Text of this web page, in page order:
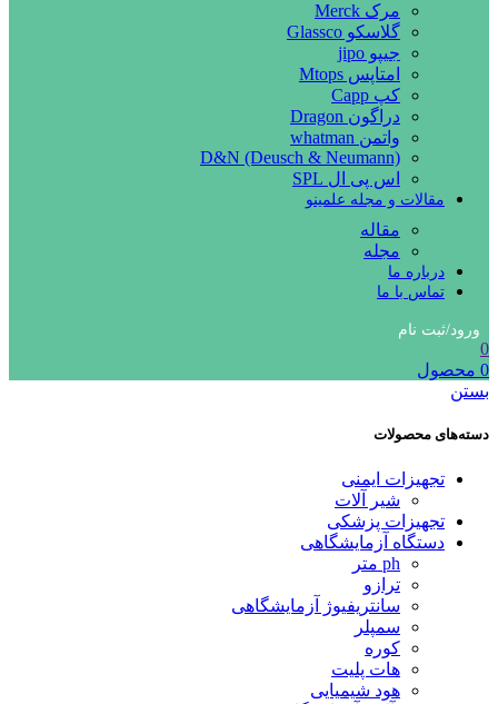
مرک Merck
گلاسکو Glassco
جیپو jipo
امتاپس Mtops
کپ Capp
دراگون Dragon
واتمن whatman
D&N (Deusch & Neumann)
اس پی ال SPL
مقالات و مجله علمینو
مقاله
مجله
درباره ما
تماس با ما
ورود/ثبت نام
0
0 محصول
بستن
دسته‌های محصولات
تجهیزات ایمنی
شیر آلات
تجهیزات پزشکی
دستگاه آزمایشگاهی
ph متر
ترازو
سانتریفیوژ آزمایشگاهی
سمپلر
کوره
هات پلیت
هود شیمیایی